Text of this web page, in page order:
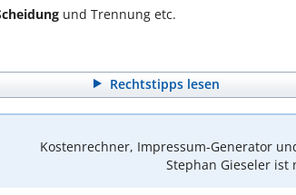
und Trennung etc.
Rechtstipps lesen
Kostenrechner, Impressum-Generator
Stephan Gieseler